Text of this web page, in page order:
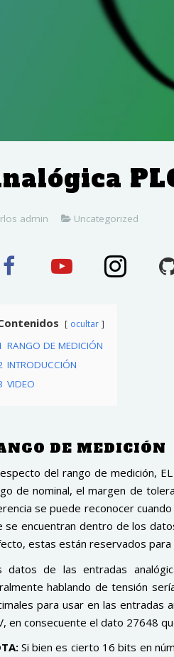
admin Uncategorized
ocultar
RANGO DE MEDICIÓN
INTRODUCCIÓN
VIDEO
DE MEDICIÓN
del rango de medición,
de nominal, el margen de
se puede reconocer
se encuentran dentro de los
estas están reservados
datos de las entradas
hablando de tensión
para usar en las entradas
en consecuente el dato 27648
Si bien es cierto 16 bits en